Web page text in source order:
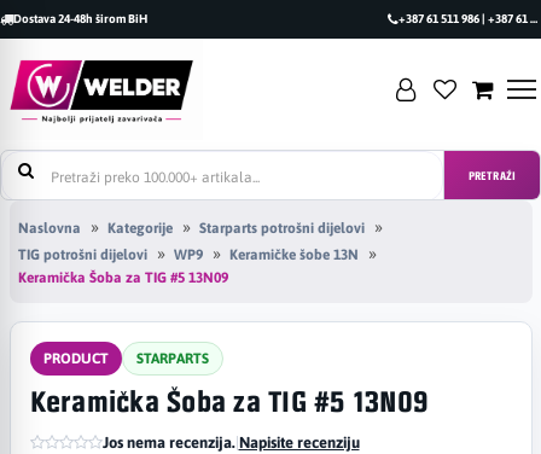
Dostava 24-48h širom BiH +387 61 511 986 | +387 61 493 470
PRETRAŽI
Naslovna Kategorije
Starparts potrošni dijelovi
TIG potrošni dijelovi
WP9
Keramičke šobe 13N
Keramička Šoba za TIG #5 13N09
PRODUCT STARPARTS
Keramička Šoba za TIG #5 13N09
Jos nema recenzija.|Napisite recenziju